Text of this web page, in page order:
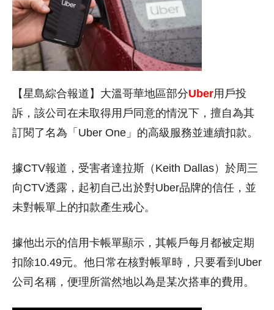
【星島綜合報道】大溫哥華地區部分Uber用戶投
訴，該公司在未取得用戶同意的情況下，擅自為其
訂閱了名為「Uber One」的高級服務並連續扣款。
據CTV報道，受害者達拉斯（Keith Dallas）於周三
向CTV透露，起初自己出於對Uber品牌的信任，並
未對帳單上的扣款產生戒心。
據他出示的信用卡帳單顯示，其帳戶每月都被定期
扣除10.49元。他日常在核對帳單時，只要看到Uber
公司名稱，便理所當然地以為是某次搭車的費用。